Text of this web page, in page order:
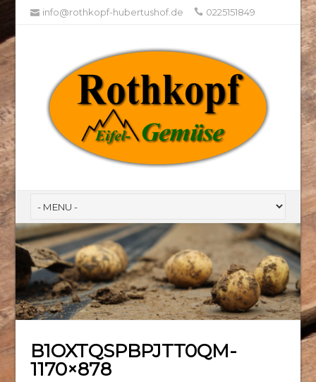
info@rothkopf-hubertushof.de 0225151849
B1OXTQSPBPJTT0QM-
1170×878